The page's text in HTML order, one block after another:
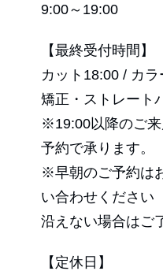
9:00～19:00
【最終受付時間】
カット18:00 / カ
矯正・ストレート
※19:00以降のご
予約で承ります。
※早朝のご予約は
い合わせください
沿えない場合はご
【定休日】